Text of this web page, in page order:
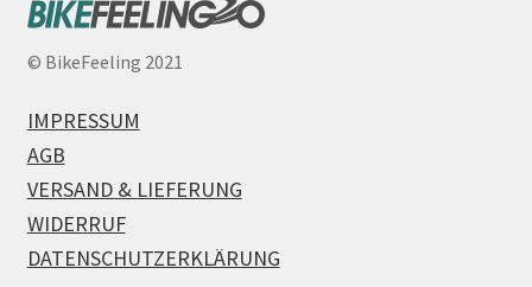
© BikeFeeling 2021
IMPRESSUM
AGB
VERSAND & LIEFERUNG
WIDERRUF
DATENSCHUTZERKLÄRUNG